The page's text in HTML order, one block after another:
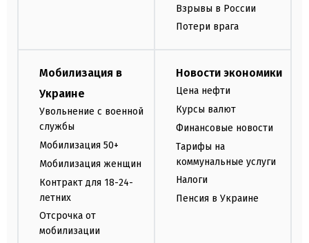
Взрывы в России
Потери врага
Мобилизация в
Украине
Увольнение с военной
службы
Мобилизация 50+
Мобилизация женщин
Контракт для 18-24-
летних
Отсрочка от
мобилизации
Новости экономики
Цена нефти
Курсы валют
Финансовые новости
Тарифы на
коммунальные услуги
Налоги
Пенсия в Украине